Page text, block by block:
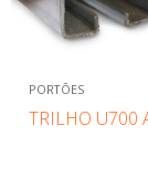
PORTÕES
TRILHO U700